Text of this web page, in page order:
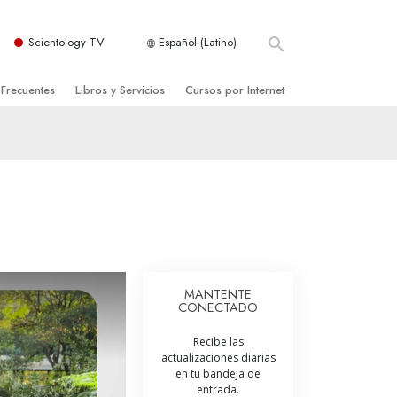
Scientology TV Español (Latino)
Libros y Servicios
Iniciales
Cursos por Internet
Ayudas para Enfermedades y Lesiones
La Integridad y la Honestidad
El Matrimonio
La Escala Tonal Emocional
MANTENTE
CONECTADO
Recibe las
actualizaciones diarias
en tu bandeja de
entrada.